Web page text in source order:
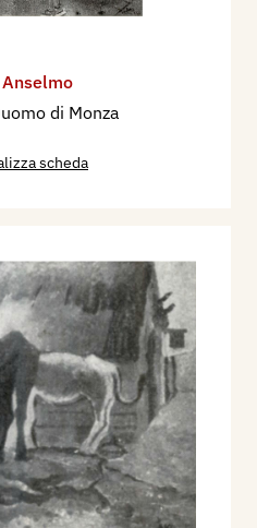
di Monza
scheda